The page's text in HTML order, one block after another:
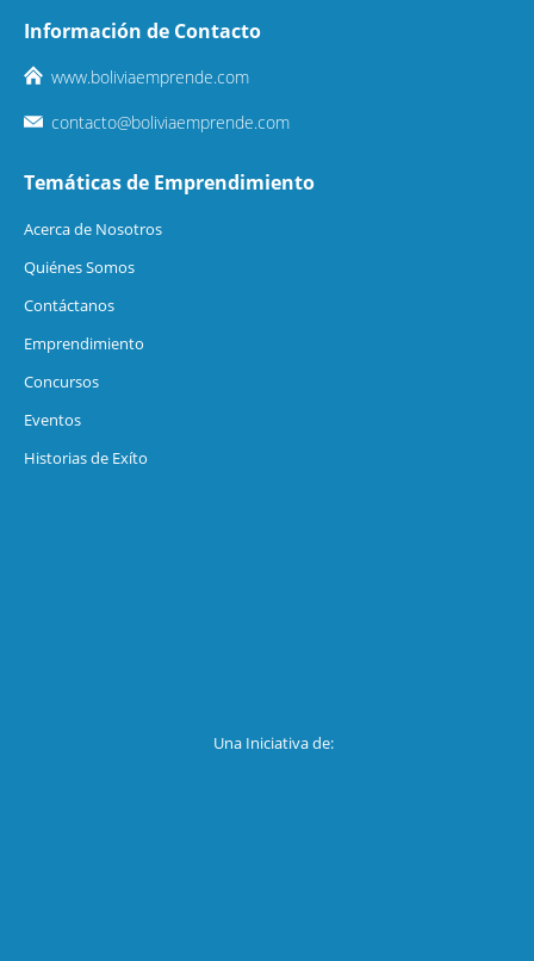
Información de Contacto
www.boliviaemprende.com
contacto@boliviaemprende.com
Temáticas de Emprendimiento
Acerca de Nosotros
Quiénes Somos
Contáctanos
Emprendimiento
Concursos
Eventos
Historias de Exíto
Una Iniciativa de: